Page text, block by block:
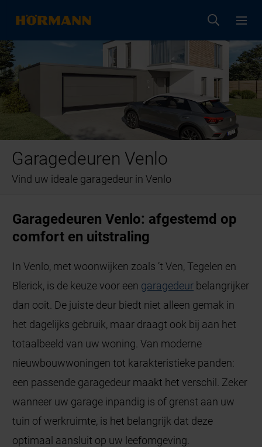
Garagedeuren Venlo
Vind uw ideale garagedeur in Venlo
Garagedeuren Venlo: afgestemd op
comfort en uitstraling
In Venlo, met woonwijken zoals ’t Ven, Tegelen en
Blerick, is de keuze voor een garagedeur belangrijker
dan ooit. De juiste deur biedt niet alleen gemak in
het dagelijks gebruik, maar draagt ook bij aan het
totaalbeeld van uw woning. Van moderne
nieuwbouwwoningen tot karakteristieke panden:
een passende garagedeur maakt het verschil. Zeker
wanneer uw garage inpandig is of grenst aan uw
tuin of werkruimte, is het belangrijk dat deze
optimaal aansluit op uw leefomgeving.